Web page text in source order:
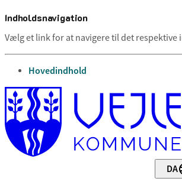
Indholdsnavigation
Vælg et link for at navigere til det respektive
gå til
Hovedindhold
DA